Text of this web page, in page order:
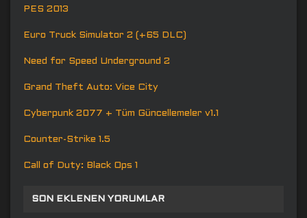
PES 2013
Euro Truck Simulator 2 (+65 DLC)
Need for Speed Underground 2
Grand Theft Auto: Vice City
Cyberpunk 2077 + Tüm Güncellemeler v1.1
Counter-Strike 1.5
Call of Duty: Black Ops 1
SON EKLENEN YORUMLAR